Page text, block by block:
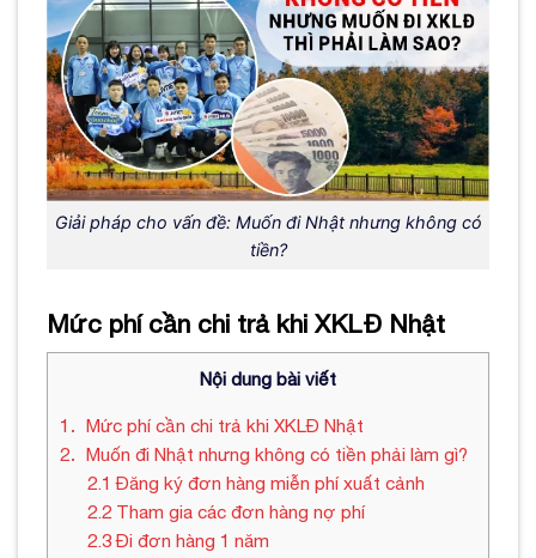
Giải pháp cho vấn đề: Muốn đi Nhật nhưng không có
tiền?
Mức phí cần chi trả khi XKLĐ Nhật
Nội dung bài viết
1
Mức phí cần chi trả khi XKLĐ Nhật
2
Muốn đi Nhật nhưng không có tiền phải làm gì?
2.1 Đăng ký đơn hàng miễn phí xuất cảnh
2.2Tham gia các đơn hàng nợ phí
2.3Đi đơn hàng 1 năm